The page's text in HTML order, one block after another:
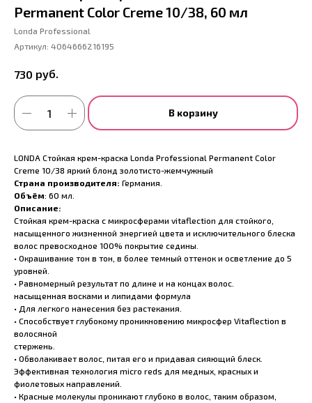
Permanent Color Creme 10/38, 60 мл
Londa Professional
Артикул: 4064666216195
730 руб.
В корзину
LONDA Стойкая крем-краска Londa Professional Permanent Color
Creme 10/38 яркий блонд золотисто-жемчужный
Страна производителя: Германия.
Объём: 60 мл.
Описание:
Стойкая крем-краска с микросферами vitaflection для стойкого,
насыщенного жизненной энергией цвета и исключительного блеска
волос превосходное 100% покрытие седины.
• Окрашивание тон в тон, в более темный оттенок и осветление до 5
уровней.
• Равномерный результат по длине и на концах волос.
насыщенная восками и липидами формула
• Для легкого нанесения без растекания.
• Способствует глубокому проникновению микросфер Vitaflection в
волосяной
стержень.
• Обволакивает волос, питая его и придавая сияющий блеск.
Эффективная технология micro reds для медных, красных и
фиолетовых направлений.
• Красные молекулы проникают глубоко в волос, таким образом,